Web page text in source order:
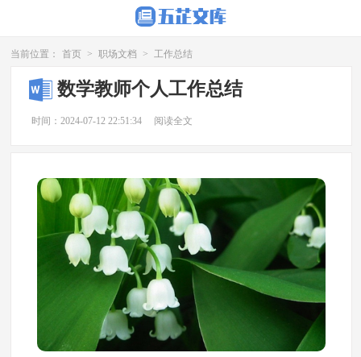
当前位置： 首页 > 职场文档 > 工作总结
数学教师个人工作总结
时间：2024-07-12 22:51:34 阅读全文